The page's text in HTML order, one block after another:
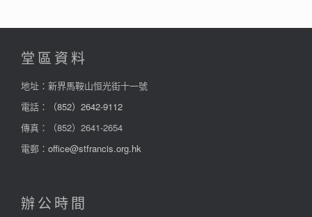
堂區資料
地址：新界馬鞍山恒光街十一號
電話：
（852）2642-9112
傳真：（852）2641-2654
電郵： office@stfrancis.org.hk
辦公時間